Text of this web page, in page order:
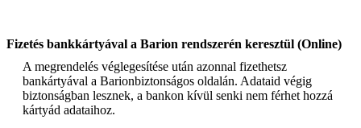
Fizetés bankkártyával a Barion rendszerén keresztül (Online)
A megrendelés véglegesítése után azonnal fizethetsz
bankártyával a Barionbiztonságos oldalán. Adataid végig
biztonságban lesznek, a bankon kívül senki nem férhet hozzá
kártyád adataihoz.